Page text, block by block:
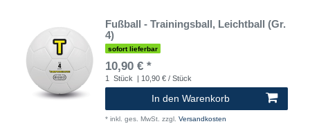
Fußball - Trainingsball, Leichtball (Gr.
4)
sofort lieferbar
10,90 € *
1 Stück | 10,90 € / Stück
In den Warenkorb
* inkl. ges. MwSt. zzgl. Versandkosten